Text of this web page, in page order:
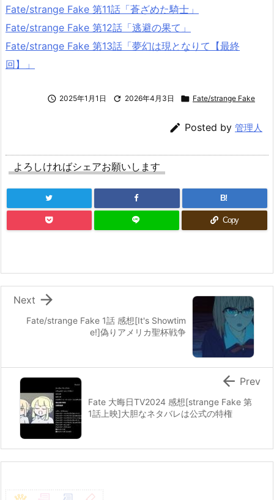
Fate/strange Fake 第11話「蒼ざめた騎士」
Fate/strange Fake 第12話「逃避の果て」
Fate/strange Fake 第13話「夢幻は現となりて【最終
回】」
 2025年1月1日  2026年4月3日  Fate/strange Fake
 Posted by 管理人
よろしければシェアお願いします
B!
Copy
Fate/strange Fake 1話 感想[It's Showtim
e!]偽りアメリカ聖杯戦争

Next
Fate 大晦日TV2024 感想[strange Fake 第
1話上映]大胆なネタバレは公式の特権
 Prev